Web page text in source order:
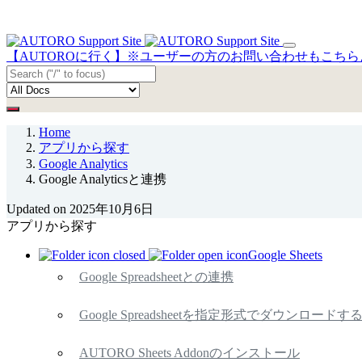
【AUTOROに行く】※ユーザーの方のお問い合わせもこち
Home
アプリから探す
Google Analytics
Google Analyticsと連携
Updated on 2025年10月6日
アプリから探す
Google Sheets
Google Spreadsheetとの連携
Google Spreadsheetを指定形式でダウンロードする
AUTORO Sheets Addonのインストール